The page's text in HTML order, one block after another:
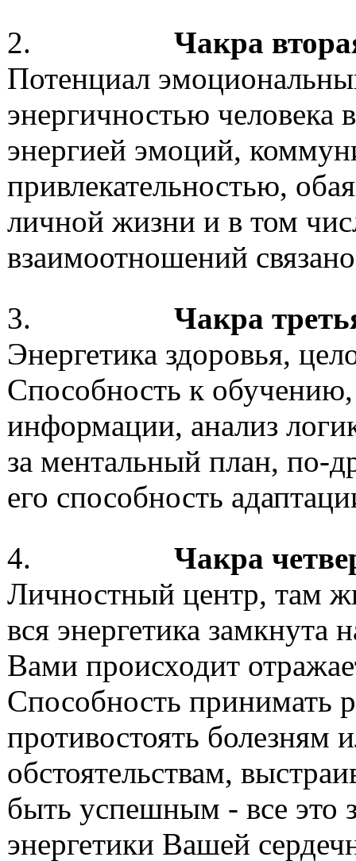
2. Чакра
Потенциал
энергичностью человека
энергией эмоций,
привлекательностью,
личной жизни и в том
взаимоотношений
3. Чакра
Энергетика здоровья,
Способность к
информации, анализ
за ментальный план, по-
его способность
4. Чакра
Личностный центр, там
вся энергетика замкнута
Вами происходит
Способность принимать
противостоять
обстоятельствам,
быть успешным - все это
энергетики Вашей